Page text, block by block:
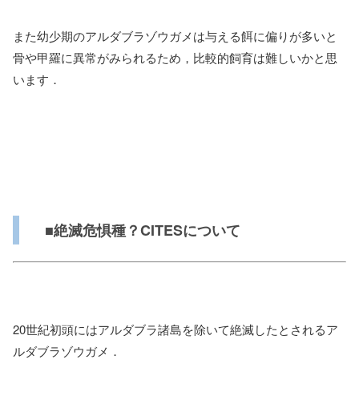
また幼少期のアルダブラゾウガメは与える餌に偏りが多いと
骨や甲羅に異常がみられるため，比較的飼育は難しいかと思
います．
■絶滅危惧種？CITESについて
20世紀初頭にはアルダブラ諸島を除いて絶滅したとされるア
ルダブラゾウガメ．